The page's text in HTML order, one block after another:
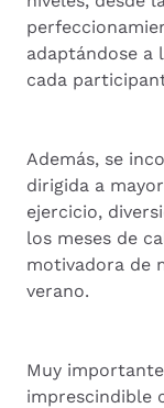
adaptándose a
cada
Además, se
dirigida a
ejercicio,
los meses de
motivadora de
verano.
Muy
imprescindible